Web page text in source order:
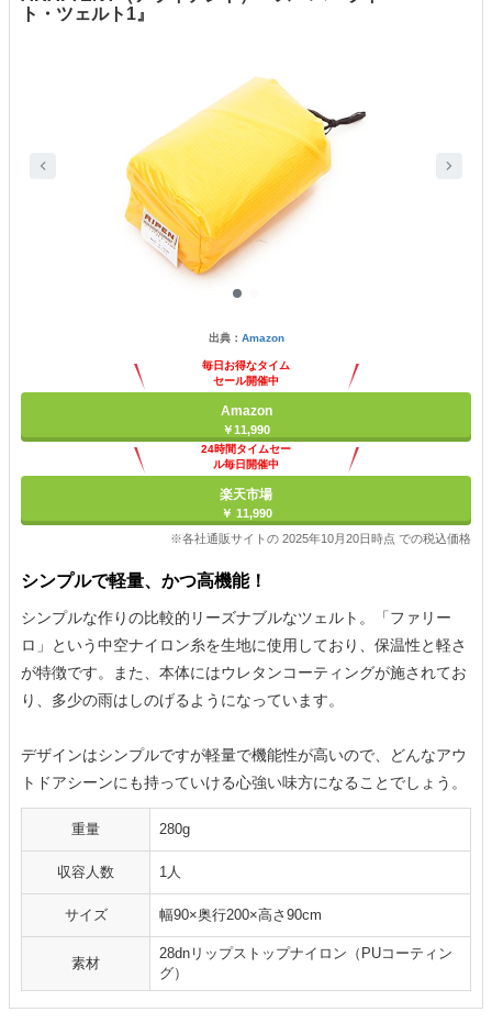
ト・ツェルト1』
出典： Amazon
毎日お得なタイム
セール開催中
Amazon
￥11,990
24時間タイムセー
ル毎日開催中
楽天市場
￥ 11,990
※各社通販サイトの 2025年10月20日時点 での税込価格
シンプルで軽量、かつ高機能！
シンプルな作りの比較的リーズナブルなツェルト。「ファリー
ロ」という中空ナイロン糸を生地に使用しており、保温性と軽さ
が特徴です。また、本体にはウレタンコーティングが施されてお
り、多少の雨はしのげるようになっています。
デザインはシンプルですが軽量で機能性が高いので、どんなアウ
トドアシーンにも持っていける心強い味方になることでしょう。
重量 280g
収容人数 1人
サイズ 幅90×奥行200×高さ90cm
素材
28dnリップストップナイロン（PUコーティン
グ）